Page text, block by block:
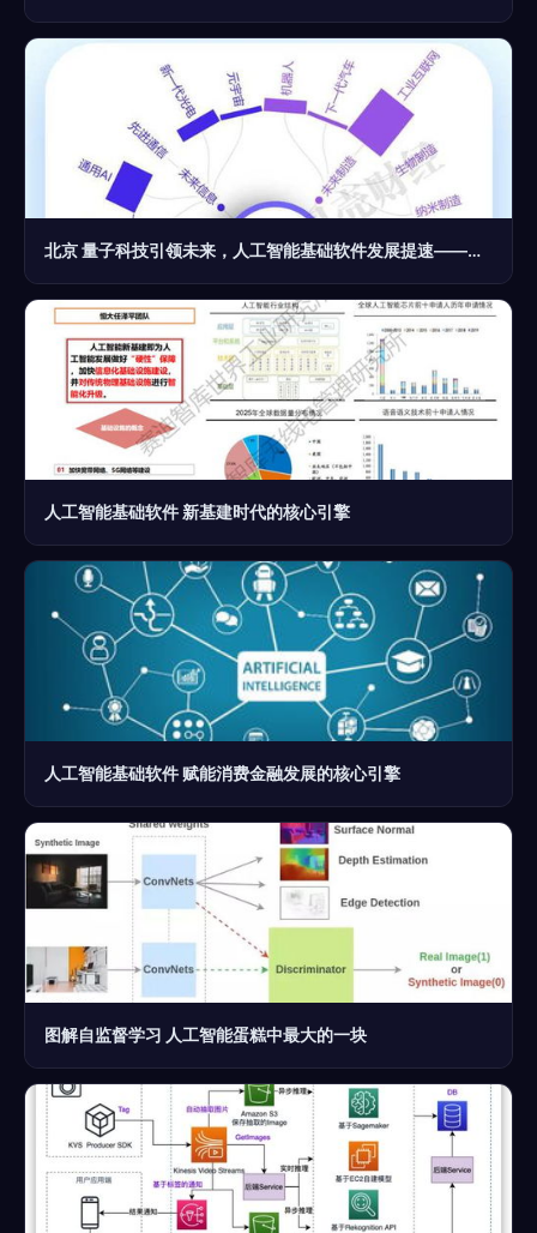
北京 量子科技引领未来，人工智能基础软件发展提速——中国未来产业城市发展样本解析
人工智能基础软件 新基建时代的核心引擎
人工智能基础软件 赋能消费金融发展的核心引擎
图解自监督学习 人工智能蛋糕中最大的一块